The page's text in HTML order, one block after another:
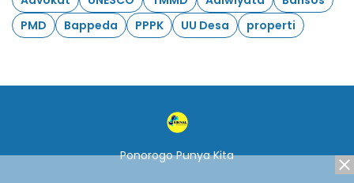
PMD
Bappeda PPPK UU Desa properti
Ponorogo Punya Kita